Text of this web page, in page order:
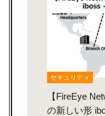
セキュリティ
【FireEye
の新しい形